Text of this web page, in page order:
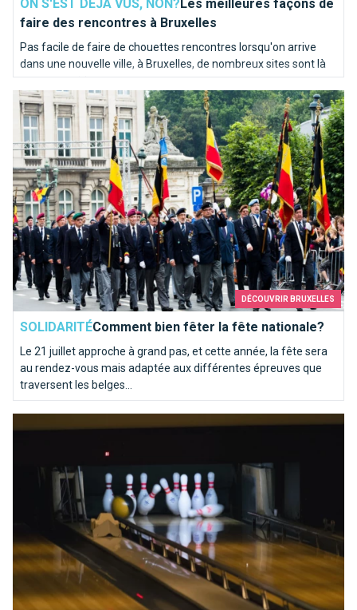
ON S'EST DEJA VUS, NON? Les meilleures façons de
faire des rencontres à Bruxelles
Pas facile de faire de chouettes rencontres lorsqu'on arrive
dans une nouvelle ville, à Bruxelles, de nombreux sites sont là
pour vous aider.
DÉCOUVRIR BRUXELLES
SOLIDARITÉComment bien fêter la fête nationale?
Le 21 juillet approche à grand pas, et cette année, la fête sera
au rendez-vous mais adaptée aux différentes épreuves que
traversent les belges...
Comment bien fêter la fête nationale?
Une partie de bowling ? Strikez les pistes bruxelloises !